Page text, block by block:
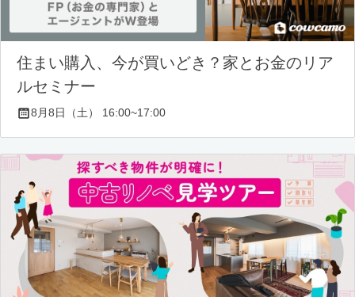
住まい購入、今が買いどき？家とお金のリア
ルセミナー
8月8日（土） 16:00~17:00